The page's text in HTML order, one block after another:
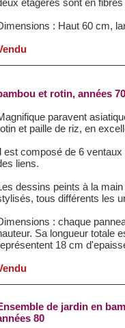
étagères sont en
: Haut 60 cm,
et rotin, années 70
paravent
et paille de riz, en
est composé de 6
liens.
dessins peints à la
tous différents les
: chaque
Sa longueur totale
18 cm
de jardin en
80